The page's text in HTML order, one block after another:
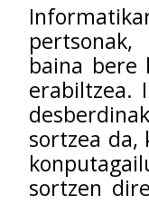
baina bere
erabiltzea.
sortzea da,
sortzen